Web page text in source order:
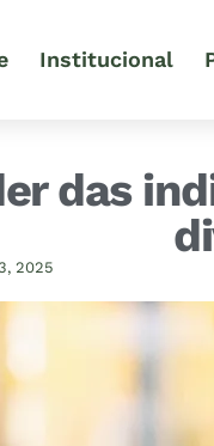
Institucional
das
2025